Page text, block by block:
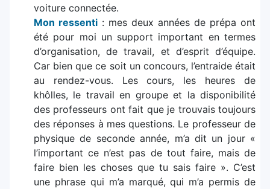
voiture connectée.
Mon ressenti : mes deux années de prépa ont
été pour moi un support important en termes
d’organisation, de travail, et d’esprit d’équipe.
Car bien que ce soit un concours, l’entraide était
au rendez-vous. Les cours, les heures de
khôlles, le travail en groupe et la disponibilité
des professeurs ont fait que je trouvais toujours
des réponses à mes questions. Le professeur de
physique de seconde année, m’a dit un jour «
l’important ce n’est pas de tout faire, mais de
faire bien les choses que tu sais faire ». C’est
une phrase qui m’a marqué, qui m’a permis de